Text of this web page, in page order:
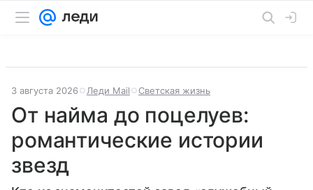
3 августа 2026 Леди Mail Светская жизнь
От найма до поцелуев:
романтические истории
звезд